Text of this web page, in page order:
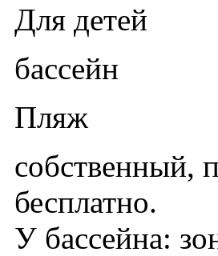
Для детей
бассейн
Пляж
собственный,
бесплатно.
У бассейна: